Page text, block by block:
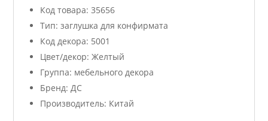
Код товара: 35656
Тип: заглушка для конфирмата
Код декора: 5001
Цвет/декор: Желтый
Группа: мебельного декора
Бренд: ДС
Производитель: Китай